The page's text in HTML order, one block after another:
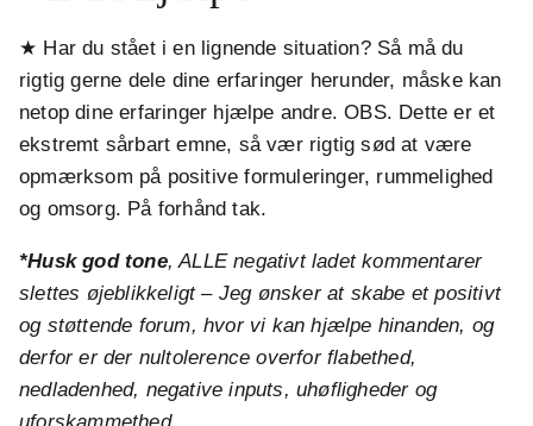
★ Har du stået i en lignende situation? Så må du
rigtig gerne dele dine erfaringer herunder, måske kan
netop dine erfaringer hjælpe andre. OBS. Dette er et
ekstremt sårbart emne, så vær rigtig sød at være
opmærksom på positive formuleringer, rummelighed
og omsorg. På forhånd tak.
*Husk god tone, ALLE negativt ladet kommentarer
slettes øjeblikkeligt – Jeg ønsker at skabe et positivt
og støttende forum, hvor vi kan hjælpe hinanden, og
derfor er der nultolerence overfor flabethed,
nedladenhed, negative inputs, uhøfligheder og